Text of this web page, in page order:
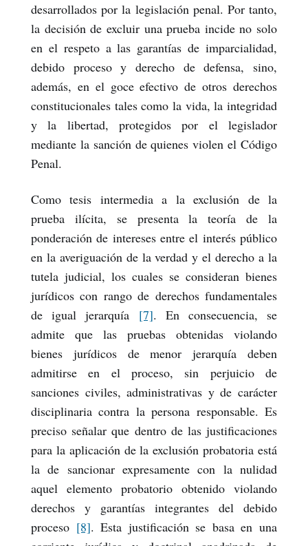
desarrollados por la legislación penal. Por tanto,
la decisión de excluir una prueba incide no solo
en el respeto a las garantías de imparcialidad,
debido proceso y derecho de defensa, sino,
además, en el goce efectivo de otros derechos
constitucionales tales como la vida, la integridad
y la libertad, protegidos por el legislador
mediante la sanción de quienes violen el Código
Penal.
Como tesis intermedia a la exclusión de la
prueba ilícita, se presenta la teoría de la
ponderación de intereses entre el interés público
en la averiguación de la verdad y el derecho a la
tutela judicial, los cuales se consideran bienes
jurídicos con rango de derechos fundamentales
de igual jerarquía [7]. En consecuencia, se
admite que las pruebas obtenidas violando
bienes jurídicos de menor jerarquía deben
admitirse en el proceso, sin perjuicio de
sanciones civiles, administrativas y de carácter
disciplinaria contra la persona responsable. Es
preciso señalar que dentro de las justificaciones
para la aplicación de la exclusión probatoria está
la de sancionar expresamente con la nulidad
aquel elemento probatorio obtenido violando
derechos y garantías integrantes del debido
proceso [8]. Esta justificación se basa en una